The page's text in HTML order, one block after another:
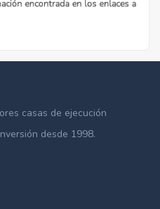
casas de ejecución
desde 1998.